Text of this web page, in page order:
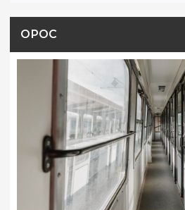
ОРОС